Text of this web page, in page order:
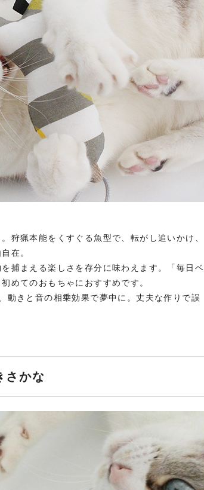
狩猟本能をくすぐる魚型で、転がし追いかけ、
在。
捕まえる楽しさを存分に味わえます。「毎日ベ
めてのおもちゃにおすすめです。
動きと音の相乗効果で夢中に。丈夫な作りで誤
さかな